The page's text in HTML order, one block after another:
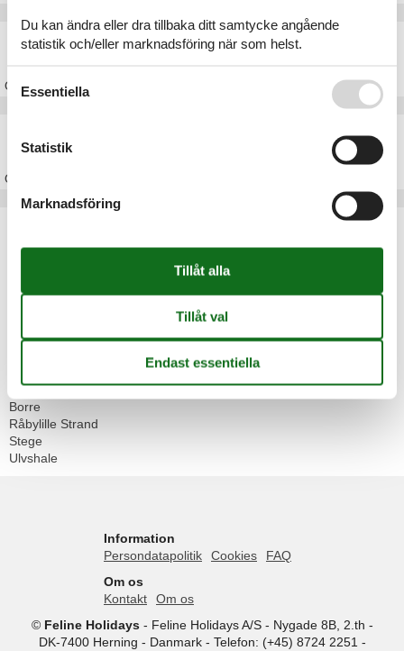
Stuga Askeby
OmAskeby
Om
Alla
Geografier
Danmark
Bogø
Borre
Råbylille Strand
Stege
Ulvshale
Information
Persondatapolitik
Cookies
FAQ
Om os
Kontakt
Om os
© Feline Holidays- Feline Holidays A/S- Nygade 8B, 2.th -
DK-7400 Herning - Danmark - Telefon: (+45) 8724 2251 -
Du kan ändra eller dra tillbaka ditt samtycke angående
statistik och/eller marknadsföring när som helst.
Essentiella
Statistik
Marknadsföring